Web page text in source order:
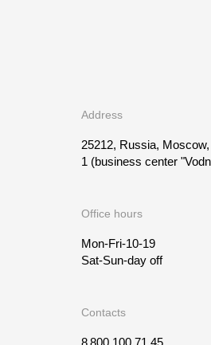
Address
25212, Russia,
1 (business center
Office hours
Mon-Fri-10-19
Sat-Sun-day off
Contacts
8 800 100 71 45